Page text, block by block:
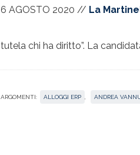
6 AGOSTO 2020 // La
tutela chi ha diritto”. La
ARGOMENTI: ALLOGGI ERP ANDREA